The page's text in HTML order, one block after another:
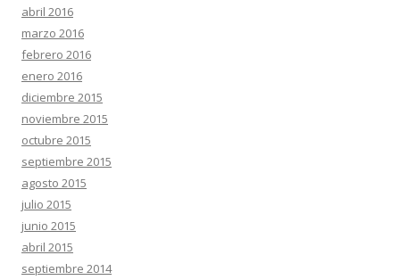
abril 2016
marzo 2016
febrero 2016
enero 2016
diciembre 2015
noviembre 2015
octubre 2015
septiembre 2015
agosto 2015
julio 2015
junio 2015
abril 2015
septiembre 2014